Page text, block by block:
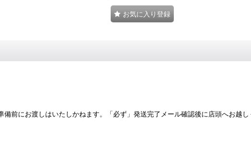
お気に入り登録
前にお渡しはいたしかねます。「必ず」発送完了メール確認後に店頭へお越し